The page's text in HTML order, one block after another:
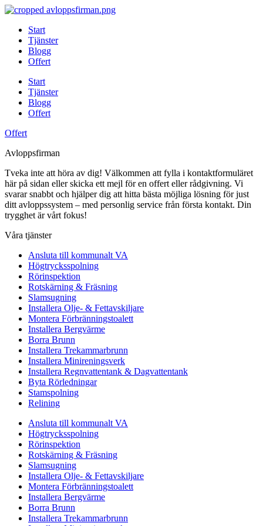
Skip
contentStart
Tjänster
Blogg
Offert
Start
Tjänster
Blogg
Offert
Offert
Avloppsfirman
Tveka inte att höra av dig! Välkommen att fylla i kontaktformuläret
här på sidan eller skicka ett mejl för en offert eller rådgivning. Vi
svarar snabbt och hjälper dig att hitta bästa möjliga lösning för just
ditt avloppssystem – med personlig service från första kontakt. Din
trygghet är vårt fokus!
Våra tjänster
Ansluta till kommunalt VA
Högtrycksspolning
Rörinspektion
Rotskärning & Fräsning
Slamsugning
Installera Olje- & Fettavskiljare
Montera Förbränningstoalett
Installera Bergvärme
Borra Brunn
Installera Trekammarbrunn
Installera Minireningsverk
Installera Regnvattentank & Dagvattentank
Byta Rörledningar
Stamspolning
Relining
Ansluta till kommunalt VA
Högtrycksspolning
Rörinspektion
Rotskärning & Fräsning
Slamsugning
Installera Olje- & Fettavskiljare
Montera Förbränningstoalett
Installera Bergvärme
Borra Brunn
Installera Trekammarbrunn